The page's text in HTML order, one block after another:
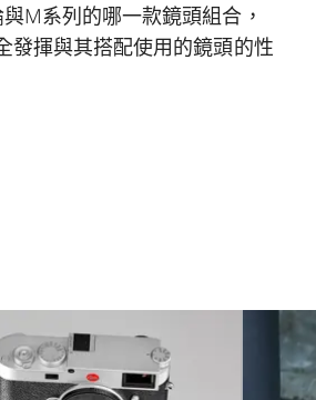
M系列的哪一款鏡頭組合，
發揮與其搭配使用的鏡頭的性